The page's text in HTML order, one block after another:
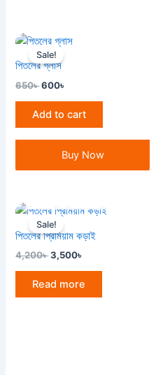
Sale!
পিতলের গ্লাস
650৳
Original
price
was:
650৳ .
600৳
Current
Add to cart
Buy Now
Sale!
পিতলের প্রিমিয়াম কড়াই
4,200৳
Original
price
was:
4,200৳ .
3,500৳
Current
price
is:
3,500৳ .
Read more